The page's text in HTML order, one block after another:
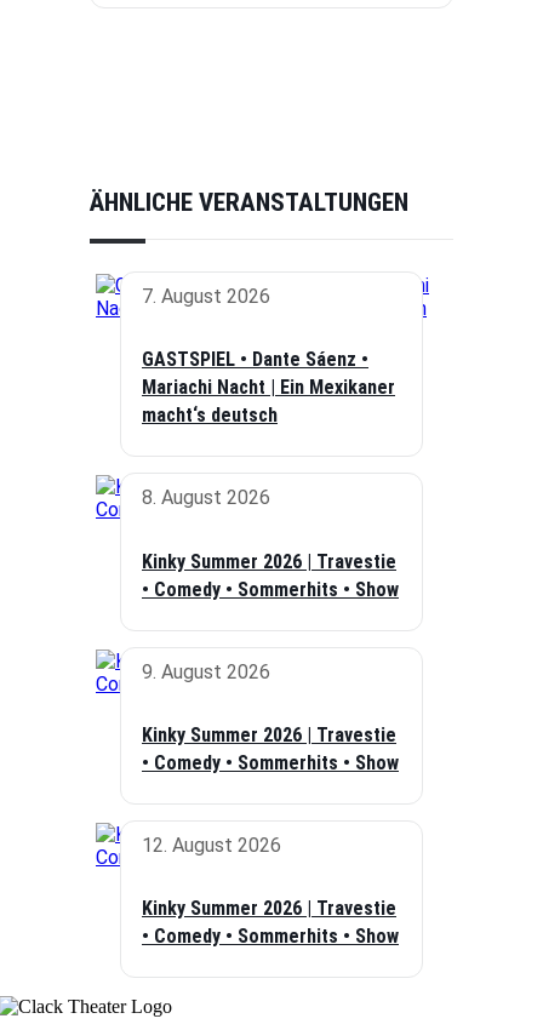
ÄHNLICHE VERANSTALTUNGEN
7. August 2026
GASTSPIEL • Dante Sáenz •
Mariachi Nacht | Ein Mexikaner
macht‘s deutsch
8. August 2026
Kinky Summer 2026 | Travestie
• Comedy • Sommerhits • Show
9. August 2026
Kinky Summer 2026 | Travestie
• Comedy • Sommerhits • Show
12. August 2026
Kinky Summer 2026 | Travestie
• Comedy • Sommerhits • Show